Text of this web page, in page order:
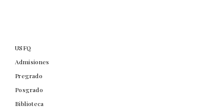
USFQ
Admisiones
Pregrado
Posgrado
Biblioteca